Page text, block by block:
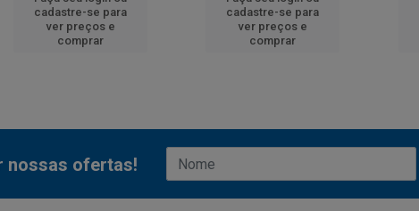
cadastre-se para
ver preços e
comprar
cadastre-se para
ver preços e
comprar
nossas ofertas!